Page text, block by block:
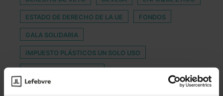
ESTADO DE DERECHO DE LA UE FONDOS
GALA SOLIDARIA
IMPUESTO PLÁSTICOS UN SOLO USO